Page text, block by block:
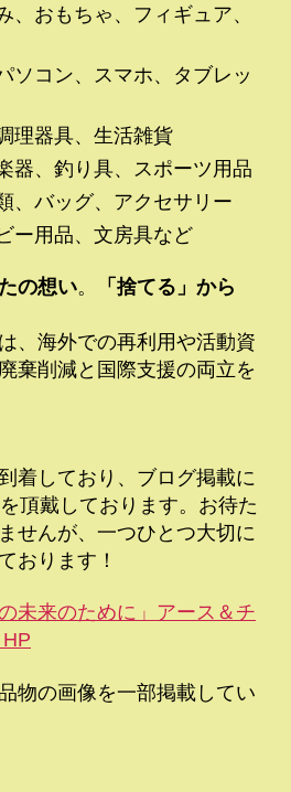
、おもちゃ、フィギュア、
ソコン、スマホ、タブレッ
理器具、生活雑貨
器、釣り具、スポーツ用品
、バッグ、アクセサリー
ー用品、文房具など
の想い。
「捨てる」から
、海外での再利用や活動資
棄削減と国際支援の両立を
着しており、ブログ掲載に
頂戴しております。お待た
せんが、一つひとつ大切に
おります！
未来のために」アース＆チ
物の画像を一部掲載してい